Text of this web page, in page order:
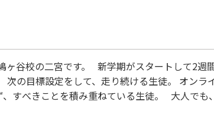
ヶ谷校の二宮です。 新学期がスタートして2週
の目標設定をして、走り続ける生徒。 オンラ
すべきことを積み重ねている生徒。 大人で